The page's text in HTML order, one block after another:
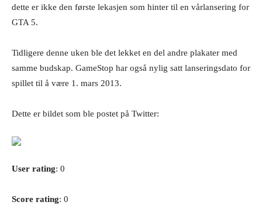
dette er ikke den første lekasjen som hinter til en vårlansering for
GTA 5.
Tidligere denne uken ble det lekket en del andre plakater med
samme budskap. GameStop har også nylig satt lanseringsdato for
spillet til å være 1. mars 2013.
Dette er bildet som ble postet på Twitter:
User rating: 0
Score rating: 0